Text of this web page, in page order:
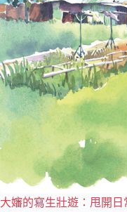
大嬸的寫生壯遊：甩開